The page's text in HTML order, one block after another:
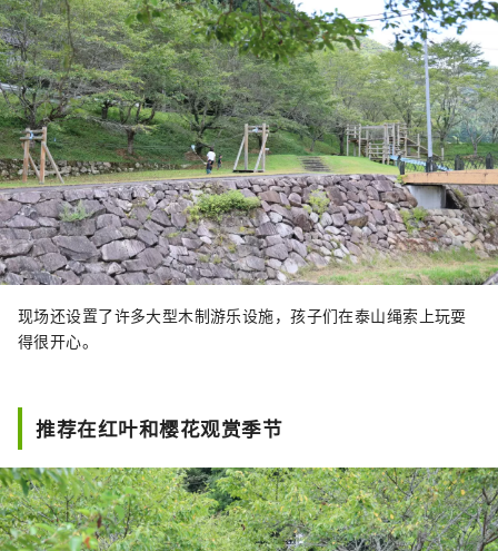
现场还设置了许多大型木制游乐设施，孩子们在泰山绳索上玩耍
得很开心。
推荐在红叶和樱花观赏季节